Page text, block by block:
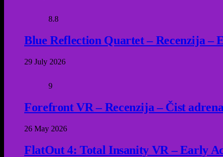
8.8
Blue Reflection Quartet – Recenzija –
29 July 2026
9
Forefront VR – Recenzija – Čist
26 May 2026
FlatOut 4: Total Insanity VR – Early